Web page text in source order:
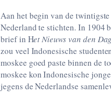
Aan het begin van de
Nederland te stichten. In 1904
brief in Het Nieuws van den
zou veel Indonesische
moskee goed paste binnen de
moskee kon Indonesische
jegens de Nederlandse